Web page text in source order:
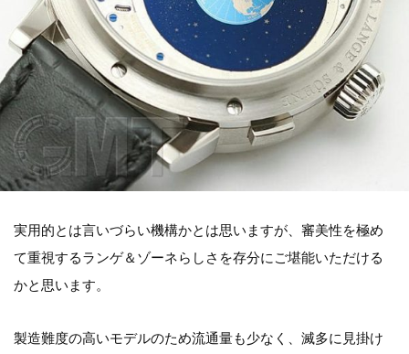
実用的とは言いづらい機構かとは思いますが、審美性を極め
て重視するランゲ＆ゾーネらしさを存分にご堪能いただける
かと思います。
製造難度の高いモデルのため流通量も少なく、滅多に見掛け